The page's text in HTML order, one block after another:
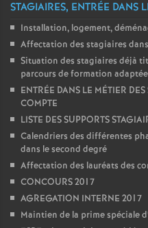
STAGIAIRES, ENTRÉE DANS
Installation, logement,
Affectation des stagiaires
Situation des stagiaires déjà
parcours de formation adaptée
ENTRÉE DANS LE MÉTIER
COMPTE
LISTE DES SUPPORTS
Calendriers des différentes
dans le second degré
Affectation des lauréats des
CONCOURS 2017
AGREGATION INTERNE 2017
Maintien de la prime spéciale